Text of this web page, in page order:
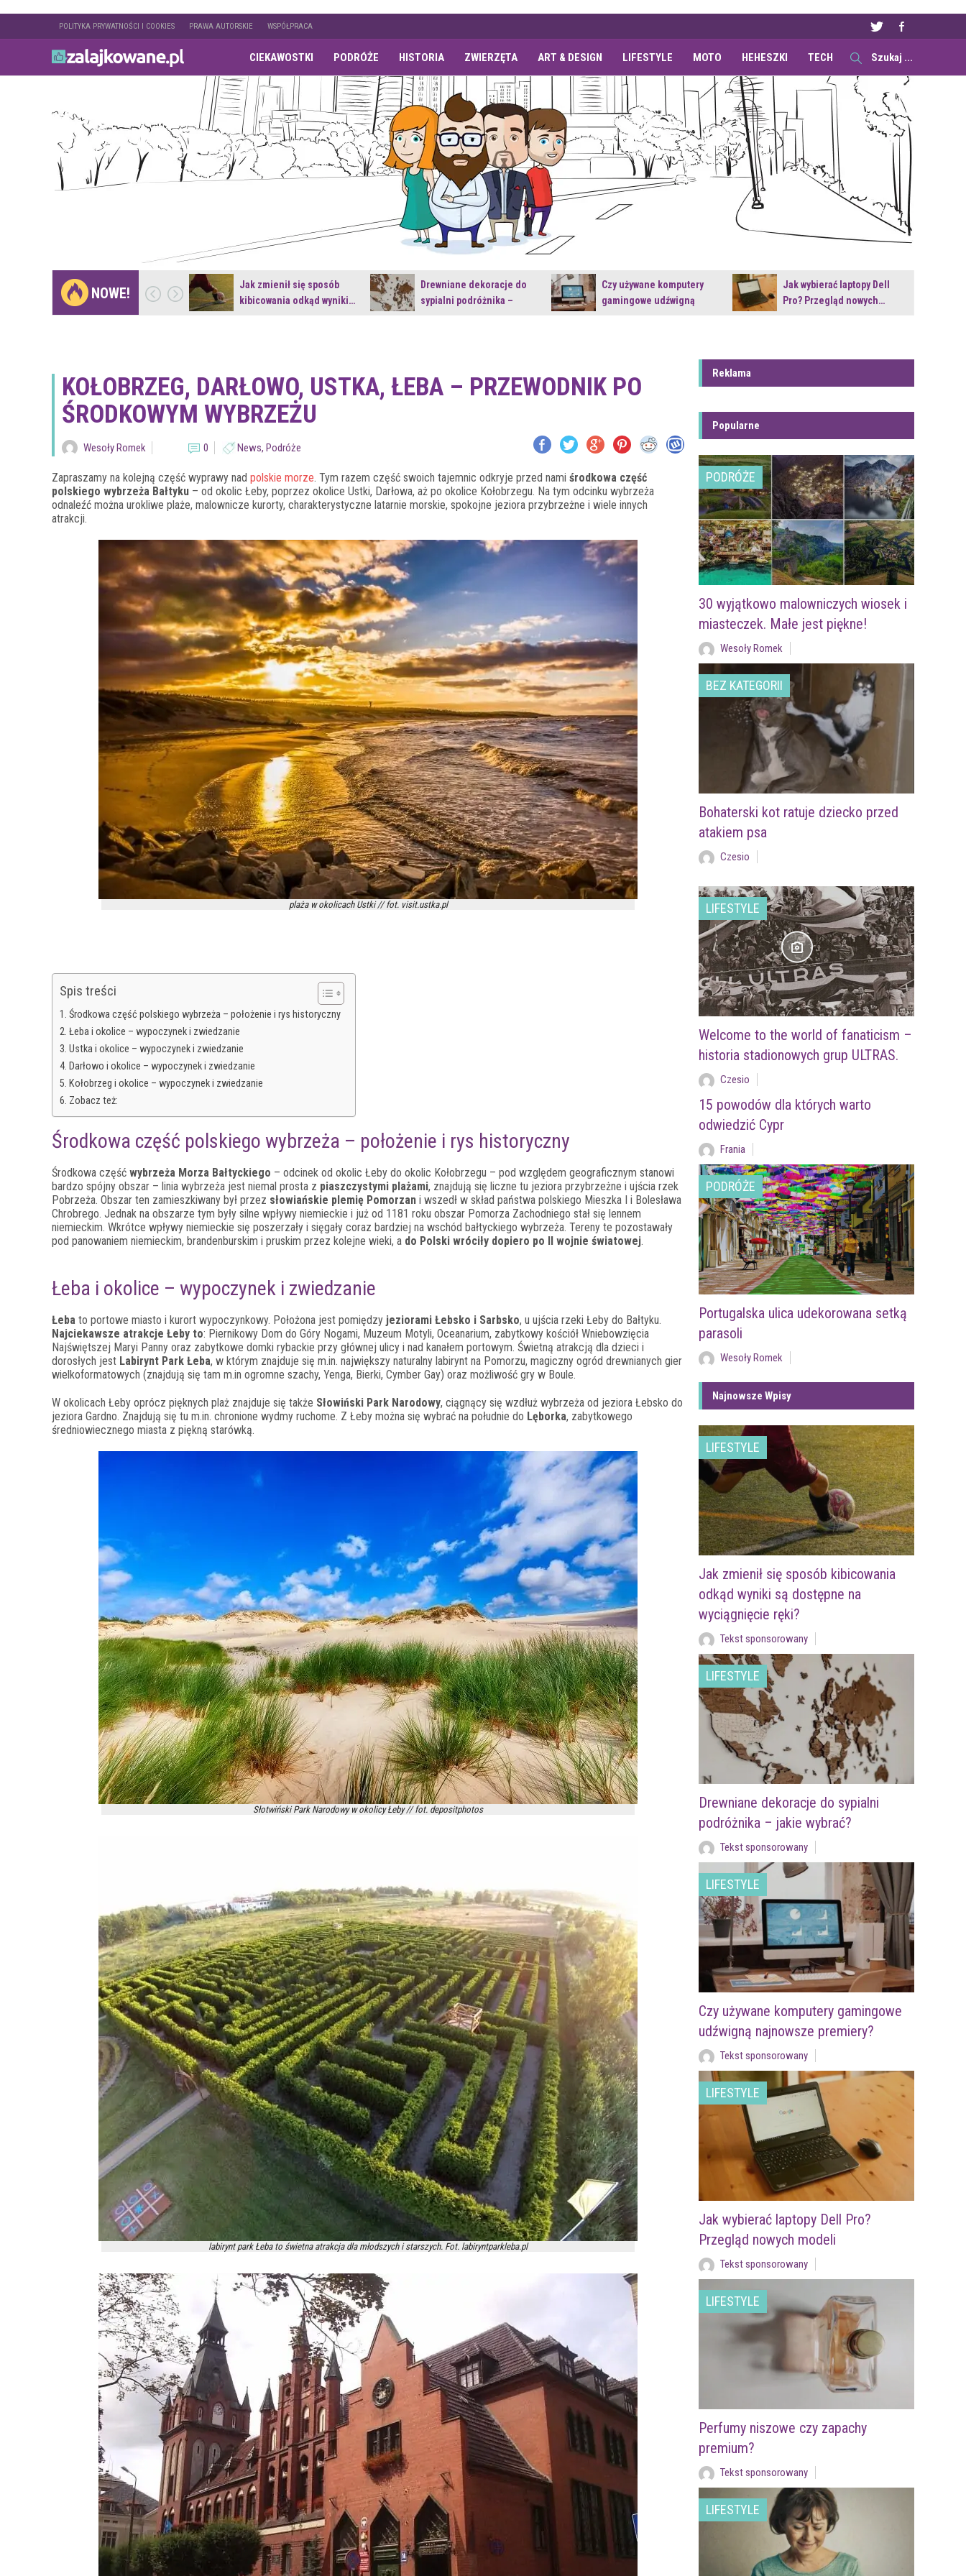
POLITYKA PRYWATNOŚCI I COOKIES PRAWA AUTORSKIE WSPÓŁPRACA
CIEKAWOSTKI PODRÓŻE HISTORIA ZWIERZĘTA ART & DESIGN LIFESTYLE MOTO HEHESZKI TECH
NOWE!
Gdzie pojechać na
weekend z naturą w…
Jak zmienił się sposób
kibicowania odkąd wyniki…
Drewniane dekoracje do
sypialni podróżnika –
Czy używane komputery
gamingowe udźwigną
Jak wybierać laptopy Dell
Pro? Przegląd nowych…
KOŁOBRZEG, DARŁOWO, USTKA, ŁEBA – PRZEWODNIK PO
ŚRODKOWYM WYBRZEŻU
Wesoły Romek 0 News, Podróże
Zapraszamy na kolejną część wyprawy nad polskie morze. Tym razem część swoich tajemnic odkryje przed nami środkowa część
polskiego wybrzeża Bałtyku – od okolic Łeby, poprzez okolice Ustki, Darłowa, aż po okolice Kołobrzegu. Na tym odcinku wybrzeża
odnaleźć można urokliwe plaże, malownicze kurorty, charakterystyczne latarnie morskie, spokojne jeziora przybrzeżne i wiele innych
atrakcji.
plaża w okolicach Ustki // fot. visit.ustka.pl
Spis treści
Środkowa część polskiego wybrzeża – położenie i rys historyczny
Łeba i okolice – wypoczynek i zwiedzanie
Ustka i okolice – wypoczynek i zwiedzanie
Darłowo i okolice – wypoczynek i zwiedzanie
Kołobrzeg i okolice – wypoczynek i zwiedzanie
Zobacz też:
Środkowa część polskiego wybrzeża – położenie i rys historyczny
Środkowa część wybrzeża Morza Bałtyckiego – odcinek od okolic Łeby do okolic Kołobrzegu – pod względem geograficznym stanowi
bardzo spójny obszar – linia wybrzeża jest niemal prosta z piaszczystymi plażami, znajdują się liczne tu jeziora przybrzeżne i ujścia rzek
Pobrzeża. Obszar ten zamieszkiwany był przez słowiańskie plemię Pomorzan i wszedł w skład państwa polskiego Mieszka I i Bolesława
Chrobrego. Jednak na obszarze tym były silne wpływy niemieckie i już od 1181 roku obszar Pomorza Zachodniego stał się lennem
niemieckim. Wkrótce wpływy niemieckie się poszerzały i sięgały coraz bardziej na wschód bałtyckiego wybrzeża. Tereny te pozostawały
pod panowaniem niemieckim, brandenburskim i pruskim przez kolejne wieki, a do Polski wróciły dopiero po II wojnie światowej.
Łeba i okolice – wypoczynek i zwiedzanie
Łeba to portowe miasto i kurort wypoczynkowy. Położona jest pomiędzy jeziorami Łebsko i Sarbsko, u ujścia rzeki Łeby do Bałtyku.
Najciekawsze atrakcje Łeby to: Piernikowy Dom do Góry Nogami, Muzeum Motyli, Oceanarium, zabytkowy kościół Wniebowzięcia
Najświętszej Maryi Panny oraz zabytkowe domki rybackie przy głównej ulicy i nad kanałem portowym. Świetną atrakcją dla dzieci i
dorosłych jest Labirynt Park Łeba, w którym znajduje się m.in. największy naturalny labirynt na Pomorzu, magiczny ogród drewnianych gier
wielkoformatowych (znajdują się tam m.in ogromne szachy, Yenga, Bierki, Cymber Gay) oraz możliwość gry w Boule.
W okolicach Łeby oprócz pięknych plaż znajduje się także Słowiński Park Narodowy, ciągnący się wzdłuż wybrzeża od jeziora Łebsko do
jeziora Gardno. Znajdują się tu m.in. chronione wydmy ruchome. Z Łeby można się wybrać na południe do Lęborka, zabytkowego
średniowiecznego miasta z piękną starówką.
Słotwiński Park Narodowy w okolicy Łeby // fot. depositphotos
labirynt park Łeba to świetna atrakcja dla młodszych i starszych. Fot. labiryntparkleba.pl
Reklama
Popularne
PODRÓŻE
30 wyjątkowo malowniczych wiosek i
miasteczek. Małe jest piękne!
Wesoły Romek
BEZ KATEGORII
Bohaterski kot ratuje dziecko przed
atakiem psa
Czesio
LIFESTYLE
Welcome to the world of fanaticism –
historia stadionowych grup ULTRAS.
Czesio
15 powodów dla których warto
odwiedzić Cypr
Frania
PODRÓŻE
Portugalska ulica udekorowana setką
parasoli
Wesoły Romek
Najnowsze Wpisy
LIFESTYLE
Jak zmienił się sposób kibicowania
odkąd wyniki są dostępne na
wyciągnięcie ręki?
Tekst sponsorowany
LIFESTYLE
Drewniane dekoracje do sypialni
podróżnika – jakie wybrać?
Tekst sponsorowany
LIFESTYLE
Czy używane komputery gamingowe
udźwigną najnowsze premiery?
Tekst sponsorowany
LIFESTYLE
Jak wybierać laptopy Dell Pro?
Przegląd nowych modeli
Tekst sponsorowany
LIFESTYLE
Perfumy niszowe czy zapachy
premium?
Tekst sponsorowany
LIFESTYLE